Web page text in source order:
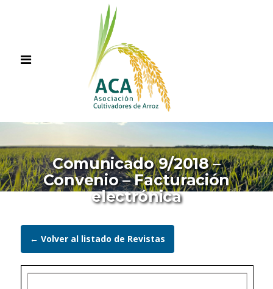
Comunicado 9/2018 –
Convenio – Facturación
electrónica
← Volver al listado de Revistas